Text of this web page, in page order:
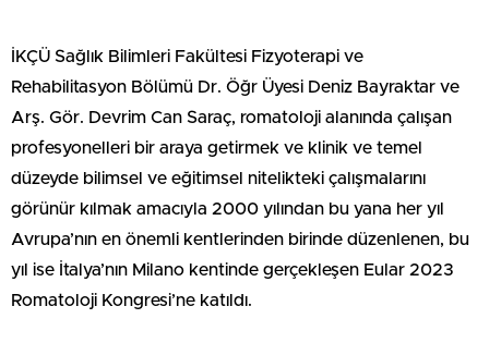
İKÇÜ Sağlık Bilimleri Fakültesi Fizyoterapi ve
Rehabilitasyon Bölümü Dr. Öğr Üyesi Deniz Bayraktar ve
Arş. Gör. Devrim Can Saraç, romatoloji alanında çalışan
profesyonelleri bir araya getirmek ve klinik ve temel
düzeyde bilimsel ve eğitimsel nitelikteki çalışmalarını
görünür kılmak amacıyla 2000 yılından bu yana her yıl
Avrupa’nın en önemli kentlerinden birinde düzenlenen, bu
yıl ise İtalya’nın Milano kentinde gerçekleşen Eular 2023
Romatoloji Kongresi’ne katıldı.